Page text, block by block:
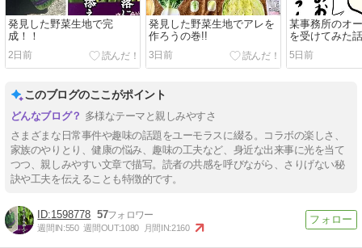
発見した野菜生地で完
成！！
2日前
発見した野菜生地でアレを
作ろうの巻!!
3日前
某事務所のオ
を受けてみた
5日前
このブログのここがポイント
多様なテーマと親しみやすさ
さまざまな日常事件や趣味の話題をユーモラスに綴る。コラボの楽しさ、
家族のやりとり、健康の悩み、趣味の工夫など、身近な出来事に光を当て
つつ、親しみやすい文章で描写。読者の共感を呼びながら、さりげない秘
訣や工夫を伝えることも特徴的です。
1598778 57
週間IN:550 週間OUT:1080 月間IN:2160